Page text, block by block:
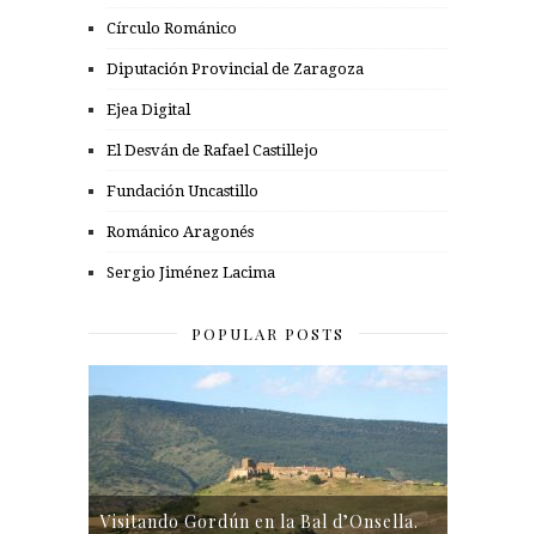
Círculo Románico
Diputación Provincial de Zaragoza
Ejea Digital
El Desván de Rafael Castillejo
Fundación Uncastillo
Románico Aragonés
Sergio Jiménez Lacima
POPULAR POSTS
Visitando Gordún en la Bal d’Onsella.